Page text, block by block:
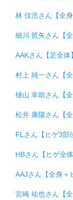
林 佳浩さん【全
細川 哲矢さん【
AAKさん【足全体】
村上 純一さん【
樋山 幸助さん【
松井 康陽さん【
FLさん【ヒゲ3部
HBさん【ヒゲ全
AAJさん【全身＋
宮崎 祐也さん【